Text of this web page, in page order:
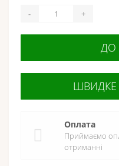
- +
ДО
Оплата
Приймаємо
отриманні